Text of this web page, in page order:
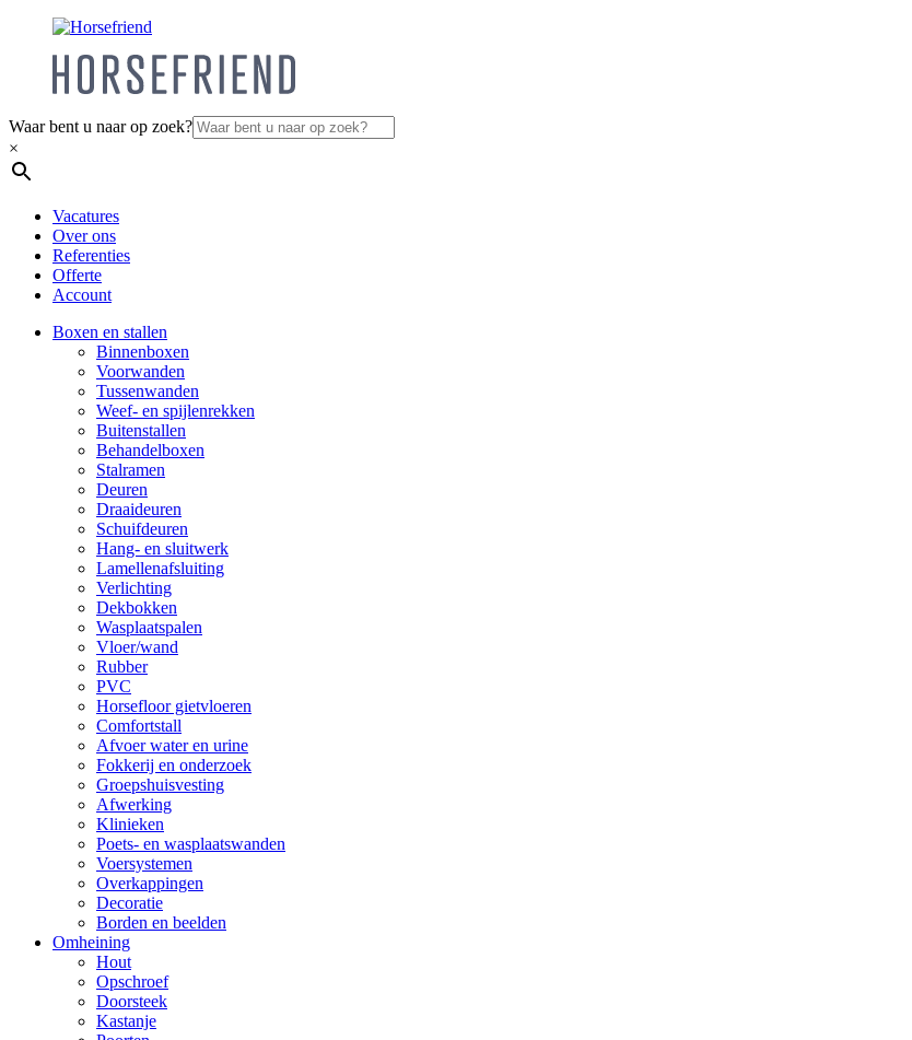
Waar bent u naar op zoek?
×
Vacatures
Over ons
Referenties
Offerte
Account
Boxen en stallen
Binnenboxen
Voorwanden
Tussenwanden
Weef- en spijlenrekken
Buitenstallen
Behandelboxen
Stalramen
Deuren
Draaideuren
Schuifdeuren
Hang- en sluitwerk
Lamellenafsluiting
Verlichting
Dekbokken
Wasplaatspalen
Vloer/wand
Rubber
PVC
Horsefloor gietvloeren
Comfortstall
Afvoer water en urine
Fokkerij en onderzoek
Groepshuisvesting
Afwerking
Klinieken
Poets- en wasplaatswanden
Voersystemen
Overkappingen
Decoratie
Borden en beelden
Omheining
Hout
Opschroef
Doorsteek
Kastanje